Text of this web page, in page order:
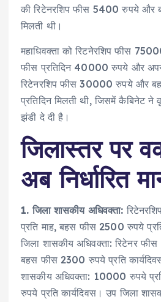
की रिटेनरशिप फीस 5400 रुपये और
मिलती थी।
महाधिवक्ता को रिटनेरशिप फीस
फीस प्रतिदिन 40000 रुपये और अपर
रिटेनरशिप फीस 30000 रुपये और
प्रतिदिन मिलती थी, जिसमें कैबिनेट ने
झंडी दे दी है।
जिलास्तर पर
अब निर्धारित
1. जिला शासकीय अधिवक्ता:
प्रति माह, बहस फीस 2500 रुपये
जिला शासकीय अधिवक्ता: रिटेनर
बहस फीस 2300 रुपये प्रति
शासकीय अधिवक्ता: 10000 रुपये
रुपये प्रति कार्यदिवस। उप जिला